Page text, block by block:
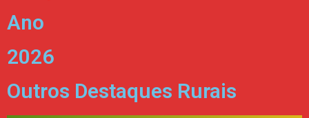
Ano
2026
Outros Destaques Rurais